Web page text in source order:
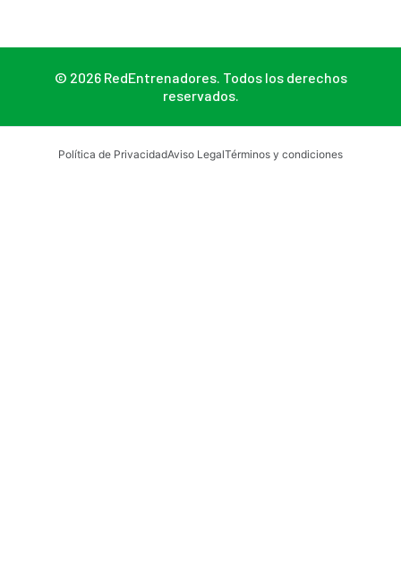
© 2026 RedEntrenadores. Todos los derechos
reservados.
Política de PrivacidadAviso LegalTérminos y condiciones